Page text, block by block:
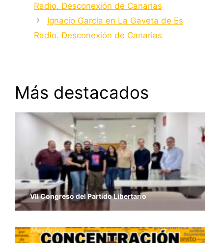
Radio. Desconexión de Canarias
Ignacio García en La Gaveta de Es
Radio. Desconexión de Canarias
Más destacados
VII Congreso del Partido Libertario